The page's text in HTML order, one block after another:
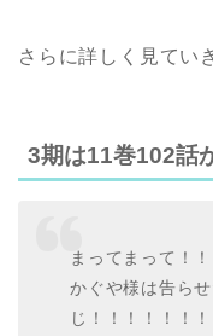
さらに詳しく見てい
3期は11巻102話
まってまって！！
かぐや様は告ら
じ！！！！！！